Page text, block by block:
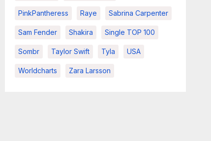
PinkPantheress Raye Sabrina Carpenter
Sam Fender Shakira Single TOP 100
Sombr Taylor Swift Tyla USA
Worldcharts Zara Larsson